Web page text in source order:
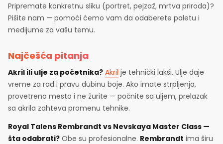
Pripremate konkretnu sliku (portret, pejzaž, mrtva priroda)?
Pišite nam — pomoći ćemo vam da odaberete paletu i
medijume za vašu temu.
Najčešća pitanja
Akril ili ulje za početnika? Akril je tehnički lakši. Ulje daje
vreme za rad i pravu dubinu boje. Ako imate strpljenja,
provetreno mesto i ne žurite — počnite sa uljem, prelazak
sa akrila zahteva promenu tehnike.
Royal Talens Rembrandt vs Nevskaya Master Class —
šta odabrati? Obe su profesionalne. Rembrandt ima širu